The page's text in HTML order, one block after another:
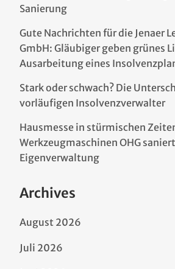
Sanierung
Gute Nachrichten für die Jenaer
GmbH: Gläubiger geben grünes
Ausarbeitung eines
Stark oder schwach? Die
vorläufigen Insolvenzverwalter
Hausmesse in stürmischen
Werkzeugmaschinen OHG
Eigenverwaltung
Archives
August 2026
Juli 2026